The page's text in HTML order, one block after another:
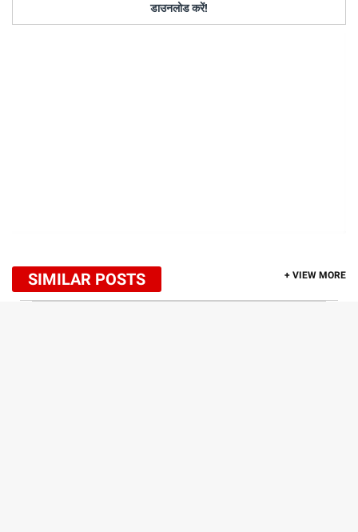
डाउनलोड करें!
SIMILAR POSTS + VIEW MORE